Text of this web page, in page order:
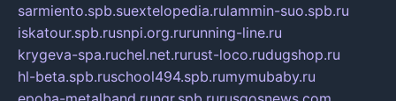
sarmiento.spb.suextelopedia.rulammin-suo.spb.ru
iskatour.spb.rusnpi.org.rurunning-line.ru
krygeva-spa.ruchel.net.rurust-loco.rudugshop.ru
hl-beta.spb.ruschool494.spb.rumymubaby.ru